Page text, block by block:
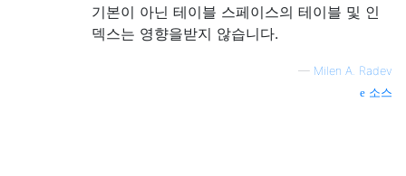
기본이 아닌 테이블 스페이스의 테이블 및 인
덱스는 영향을받지 않습니다.
— Milen A. Radev
소스